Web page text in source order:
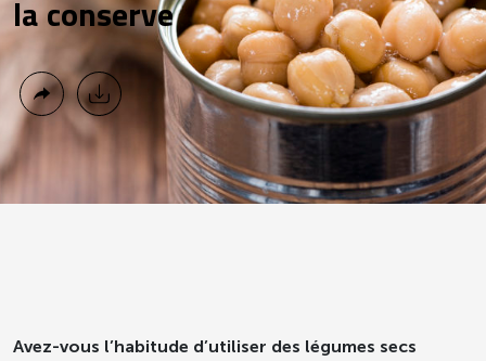
la conserve
Avez-vous l’habitude d’utiliser des légumes secs